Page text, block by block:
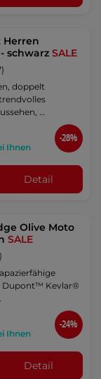
Herren
schwarzSALE
doppelt
…
Ihnen
-28%
Detail
Olive Moto
SALE
Dupont™ Kevlar®
Ihnen
-24%
Detail